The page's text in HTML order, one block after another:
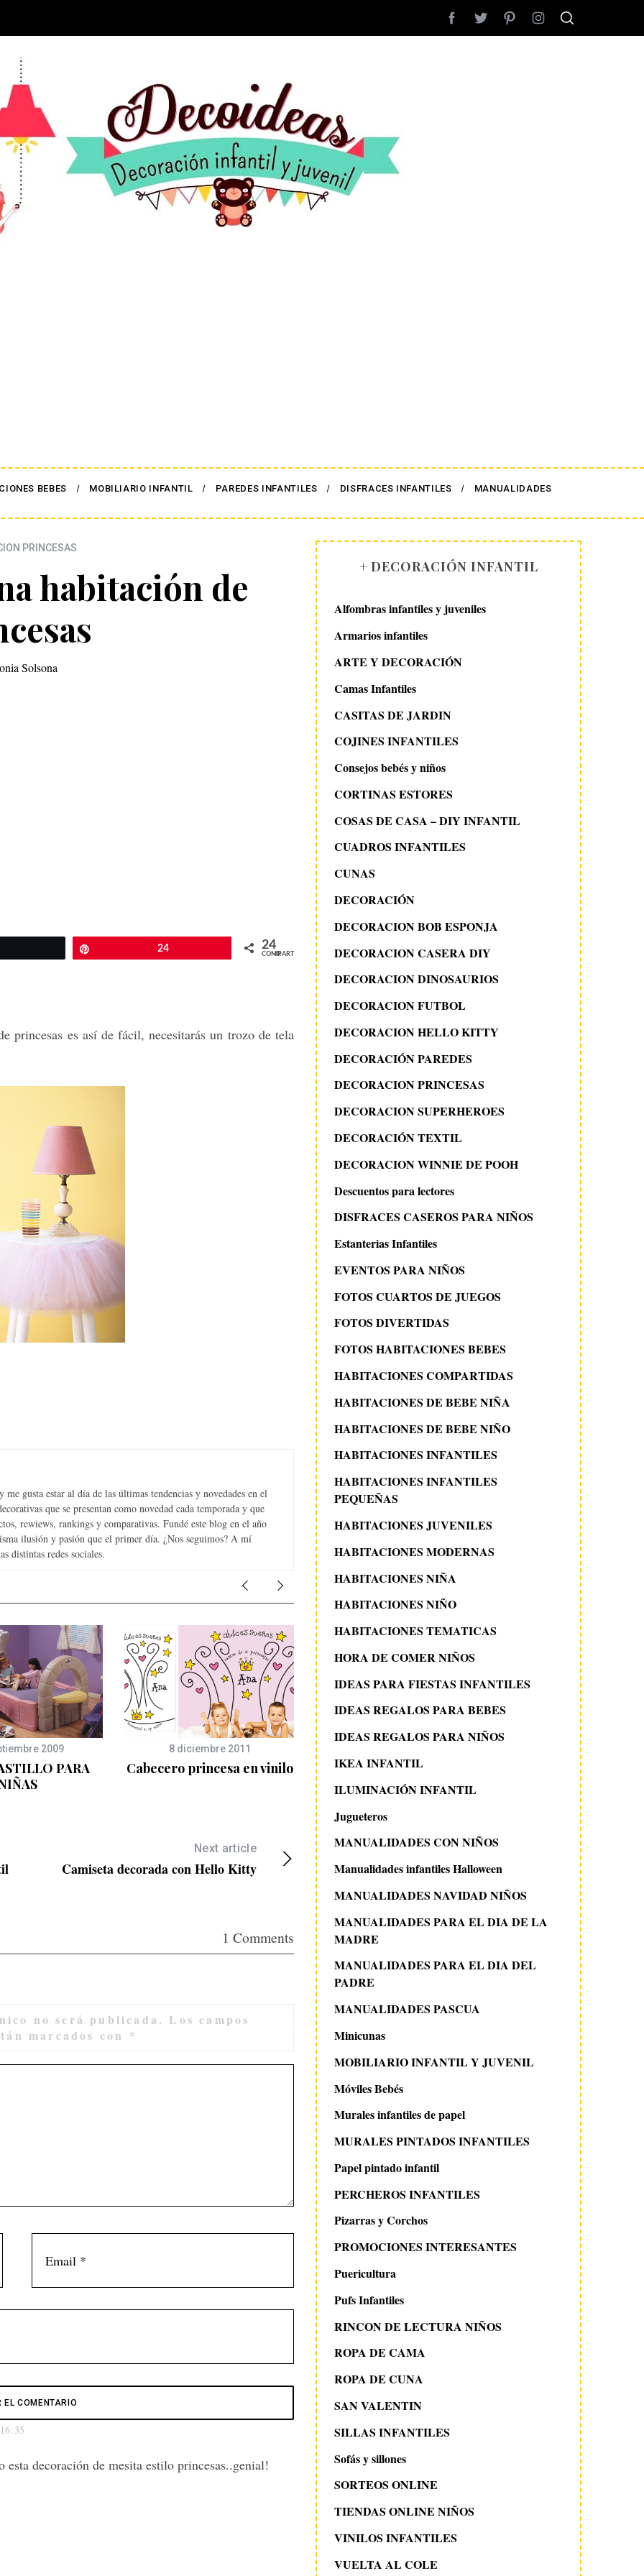
BEBES MOBILIARIO INFANTIL PAREDES INFANTILES DISFRACES INFANTILES MANUALIDADES
PRINCESAS
habitación de
Solsona
24 24
COMPARTIR
princesas es así de fácil, necesitarás un trozo de tela
gusta estar al día de las últimas tendencias y novedades en el
que se presentan como novedad cada temporada y que
rewiews, rankings y comparativas. Fundé este blog en el año
ilusión y pasión que el primer día. ¿Nos seguimos? A mí
distintas redes sociales.
2009
PARA
8 diciembre 2011
Cabecero princesa en vinilo
Cama carroza para una
habitación de Princesa
24 julio 2013
Lámpara Carroza
Cenicienta
Next article
Camiseta decorada con Hello Kitty
1 Comments
no será publicada. Los campos
marcados con *
esta decoración de mesita estilo princesas..genial!
+ DECORACIÓN INFANTIL
Alfombras infantiles y juveniles
Armarios infantiles
ARTE Y DECORACIÓN
Camas Infantiles
CASITAS DE JARDIN
COJINES INFANTILES
Consejos bebés y niños
CORTINAS ESTORES
COSAS DE CASA – DIY INFANTIL
CUADROS INFANTILES
CUNAS
DECORACIÓN
DECORACION BOB ESPONJA
DECORACION CASERA DIY
DECORACION DINOSAURIOS
DECORACION FUTBOL
DECORACION HELLO KITTY
DECORACIÓN PAREDES
DECORACION PRINCESAS
DECORACION SUPERHEROES
DECORACIÓN TEXTIL
DECORACION WINNIE DE POOH
Descuentos para lectores
DISFRACES CASEROS PARA NIÑOS
Estanterias Infantiles
EVENTOS PARA NIÑOS
FOTOS CUARTOS DE JUEGOS
FOTOS DIVERTIDAS
FOTOS HABITACIONES BEBES
HABITACIONES COMPARTIDAS
HABITACIONES DE BEBE NIÑA
HABITACIONES DE BEBE NIÑO
HABITACIONES INFANTILES
HABITACIONES INFANTILES
PEQUEÑAS
HABITACIONES JUVENILES
HABITACIONES MODERNAS
HABITACIONES NIÑA
HABITACIONES NIÑO
HABITACIONES TEMATICAS
HORA DE COMER NIÑOS
IDEAS PARA FIESTAS INFANTILES
IDEAS REGALOS PARA BEBES
IDEAS REGALOS PARA NIÑOS
IKEA INFANTIL
ILUMINACIÓN INFANTIL
Jugueteros
MANUALIDADES CON NIÑOS
Manualidades infantiles Halloween
MANUALIDADES NAVIDAD NIÑOS
MANUALIDADES PARA EL DIA DE LA
MADRE
MANUALIDADES PARA EL DIA DEL
PADRE
MANUALIDADES PASCUA
Minicunas
MOBILIARIO INFANTIL Y JUVENIL
Móviles Bebés
Murales infantiles de papel
MURALES PINTADOS INFANTILES
Papel pintado infantil
PERCHEROS INFANTILES
Pizarras y Corchos
PROMOCIONES INTERESANTES
Puericultura
Pufs Infantiles
RINCON DE LECTURA NIÑOS
ROPA DE CAMA
ROPA DE CUNA
SAN VALENTIN
SILLAS INFANTILES
Sofás y sillones
SORTEOS ONLINE
TIENDAS ONLINE NIÑOS
VINILOS INFANTILES
VUELTA AL COLE